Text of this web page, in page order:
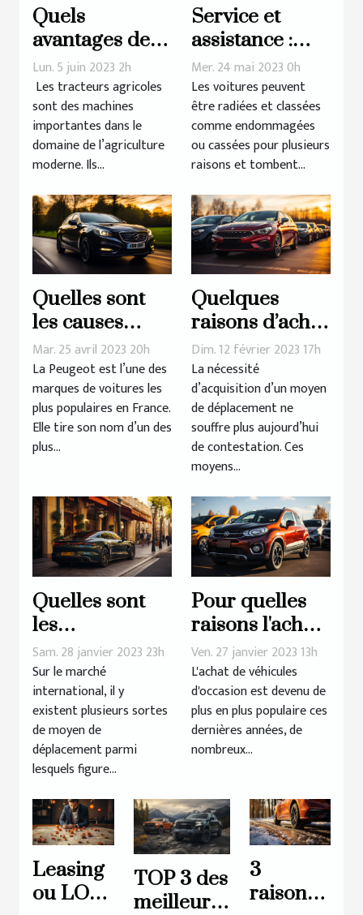
Quels
avantages des
tracteurs
agricoles pour
l’efficacité et la
productivité
des
agricoles ?
Lun. 5 juin 2023 2h
Les tracteurs agricoles
sont des machines
importantes dans le
domaine de l’agriculture
moderne. Ils...
Service et
assistance :
Rachat d’un
véhicule radié
Mer. 24 mai 2023 0h
Les voitures peuvent
être radiées et classées
comme endommagées
ou cassées pour plusieurs
raisons et tombent...
Quelles sont
les causes
d’une panne
de démarrage
chez la
Peugeot 308 ?
Mar. 25 avril 2023 20h
La Peugeot est l’une des
marques de voitures les
plus populaires en France.
Elle tire son nom d’un des
plus...
Quelques
raisons d’achat
d’une voiture
d’occasion
Dim. 12 février 2023 17h
La nécessité
d’acquisition d’un moyen
de déplacement ne
souffre plus aujourd’hui
de contestation. Ces
moyens...
Quelles sont
les
conséquences
de l'utilisation
d'une voiture
électrique ?
Sam. 28 janvier 2023 23h
Sur le marché
international, il y
existent plusieurs sortes
de moyen de
déplacement parmi
lesquels figure...
Pour quelles
raisons l'achat
de véhicules
d'occasion
connaît-il un
tel succès?
Ven. 27 janvier 2023 13h
L'achat de véhicules
d'occasion est devenu de
plus en plus populaire ces
dernières années, de
nombreux...
Leasing
ou LOA:
TOP 3 des
meilleures
3
raisons